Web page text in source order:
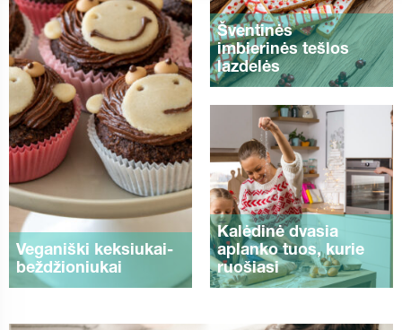
Veganiški keksiukai-
beždžioniukai
Šventinės
imbierinės tešlos
lazdelės
Kalėdinė dvasia
aplanko tuos, kurie
ruošiasi